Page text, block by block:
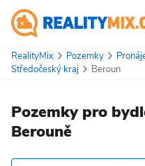
RealityMix Pozemky
Středočeský kraj
Beroun
Pozemky pro
Berouně